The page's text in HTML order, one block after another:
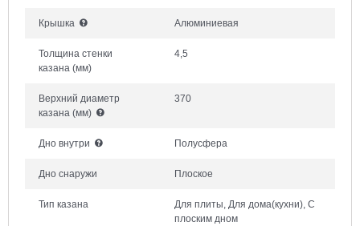
Крышка Алюминиевая
Толщина стенки
казана (мм)
4,5
Верхний диаметр
казана (мм)
370
Дно внутри Полусфера
Дно снаружи Плоское
Тип казана
Для плиты, Для дома(кухни), С
плоским дном